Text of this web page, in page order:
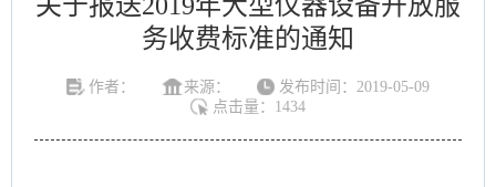
务收费标准的通知
作者： 来源：
发布时间：2019-05-09
点击量： 1434